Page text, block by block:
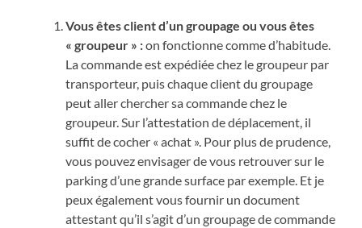
Vous êtes client d’un groupage ou vous êtes
« groupeur » :on fonctionne comme d’habitude.
La commande est expédiée chez le groupeur par
transporteur, puis chaque client du groupage
peut aller chercher sa commande chez le
groupeur. Sur l’attestation de déplacement, il
suffit de cocher « achat ». Pour plus de prudence,
vous pouvez envisager de vous retrouver sur le
parking d’une grande surface par exemple. Et je
peux également vous fournir un document
attestant qu’il s’agit d’un groupage de commande